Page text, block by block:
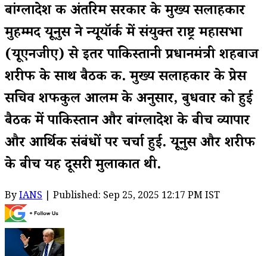
बांग्लादेश की अंतरिम सरकार के मुख्य सलाहकार
मुहम्मद यूनुस ने न्यूयॉर्क में संयुक्त राष्ट्र महासभा
(यूएनजीए) से इतर पाकिस्तानी प्रधानमंत्री शहबाज
शरीफ के साथ बैठक की. मुख्य सलाहकार के प्रेस
सचिव शफीकुल आलम के अनुसार, बुधवार को हुई
बैठक में पाकिस्तान और बांग्लादेश के बीच व्यापार
और आर्थिक संबंधों पर चर्चा हुई. यूनुस और शरीफ
के बीच यह दूसरी मुलाकात थी.
ByIANS | Published: Sep 25, 2025 12:17 PM IST